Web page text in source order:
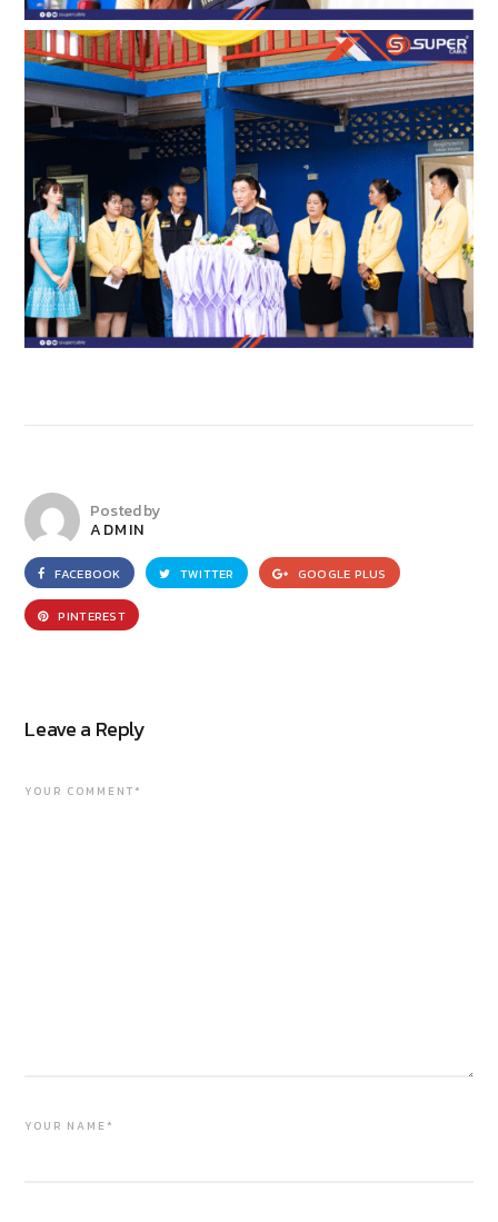
Posted by
ADMIN
FACEBOOK TWITTER GOOGLE PLUS
PINTEREST
Leave a Reply
YOUR COMMENT*
YOUR NAME*